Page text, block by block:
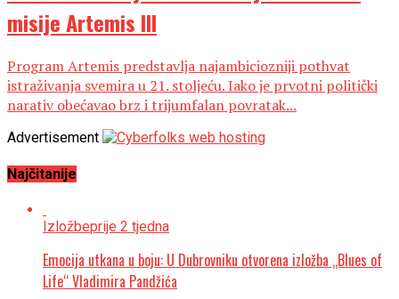
misije Artemis III
Program Artemis predstavlja najambiciozniji pothvat
istraživanja svemira u 21. stoljeću. Iako je prvotni politički
narativ obećavao brz i trijumfalan povratak...
Advertisement
Najčitanije
Izložbeprije 2 tjedna
Emocija utkana u boju: U Dubrovniku otvorena izložba „Blues of
Life“ Vladimira Pandžića